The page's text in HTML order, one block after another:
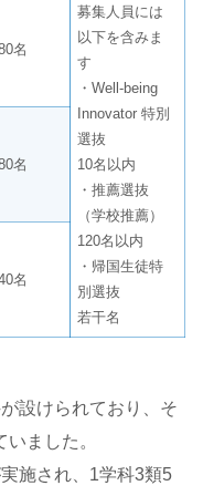
名
募集人員には
以下を含みま
す
・Well-being
Innovator 特別
選抜
10名以内
・推薦選抜
（学校推薦）
120名以内
・帰国生徒特
別選抜
若干名
名
名
設けられており、そ
ました。
施され、1学科3類5